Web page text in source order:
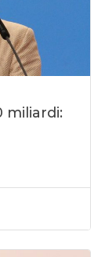
miliardi: